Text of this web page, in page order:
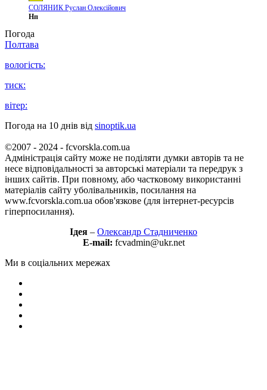
СОЛЯНИК Руслан Олексійович
Нп
Погода
Полтава
вологість:
тиск:
вітер:
Погода на 10 днів від sinoptik.ua
©2007 - 2024 - fcvorskla.com.ua
Адміністрація сайту може не поділяти думки авторів та не
несе відповідальності за авторські матеріали та передрук з
інших сайтів. При повному, або частковому використанні
матеріалів сайту уболівальників, посилання на
www.fcvorskla.com.ua обов'язкове (для інтернет-ресурсів
гіперпосилання).
Ідея – Олександр Стадниченко
E-mail: fcvadmin@ukr.net
Ми в соціальних мережах